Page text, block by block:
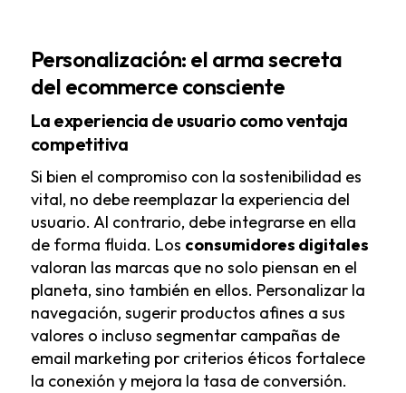
Personalización: el arma secreta
del ecommerce consciente
La experiencia de usuario como ventaja
competitiva
Si bien el compromiso con la sostenibilidad es
vital, no debe reemplazar la experiencia del
usuario. Al contrario, debe integrarse en ella
de forma fluida. Los consumidores digitales
valoran las marcas que no solo piensan en el
planeta, sino también en ellos. Personalizar la
navegación, sugerir productos afines a sus
valores o incluso segmentar campañas de
email marketing por criterios éticos fortalece
la conexión y mejora la tasa de conversión.